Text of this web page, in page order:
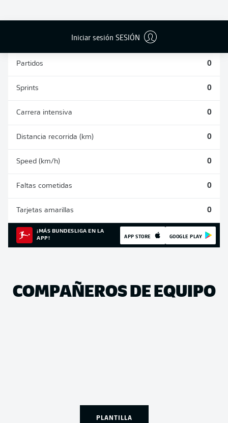
Iniciar sesión SESIÓN
PASES
(%)
Partidos 0
Sprints 0
Carrera intensiva 0
Distancia recorrida (km) 0
Speed (km/h) 0
Faltas cometidas 0
Tarjetas amarillas 0
¡MÁS BUNDESLIGA EN LA
APP!
APP STORE GOOGLE PLAY
COMPAÑEROS DE EQUIPO
PLANTILLA